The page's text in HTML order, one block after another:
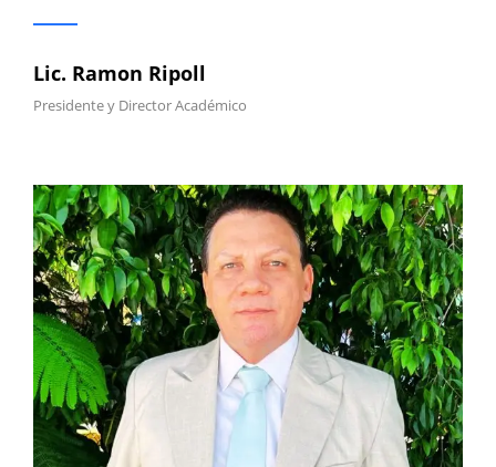
Lic. Ramon Ripoll
Presidente y Director Académico